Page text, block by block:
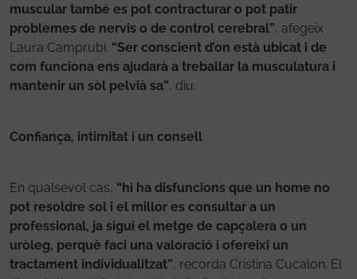
muscular també es pot contracturar o pot patir
problemes de nervis o de control cerebral”, afegeix
Laura Camprubí. “Ser conscient d’on està ubicat i de
com funciona ens ajudarà a treballar la musculatura i
mantenir un sòl pelvià sa”, diu.
Confiança, intimitat i un consell
En qualsevol cas, “hi ha disfuncions que un home no
pot resoldre sol i el millor es consultar a un
professional, ja sigui el metge de capçalera o un
uròleg, perquè faci una valoració i ofereixi un
tractament individualitzat”, recorda Cristina Cucalon. El